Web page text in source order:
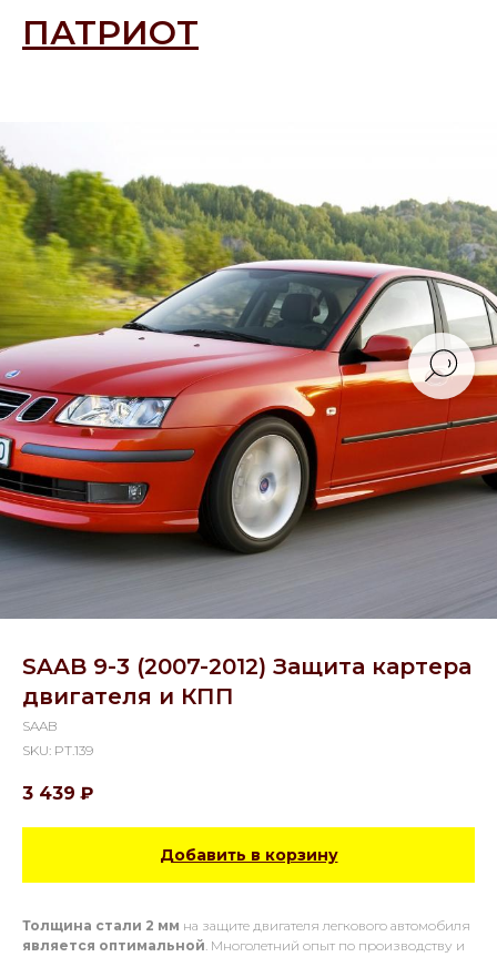
ПАТРИОТ
SAAB 9-3 (2007-2012) Защита картера
двигателя и КПП
SAAB
SKU: PT.139
3 439 ₽
Добавить в корзину
Толщина стали 2 мм на защите двигателя легкового автомобиля
является оптимальной. Многолетний опыт по производству и